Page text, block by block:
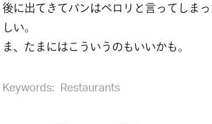
後に出てきてパンはペロリと言ってしま
しい。
ま、たまにはこういうのもいいかも。
Keywords: Restaurants